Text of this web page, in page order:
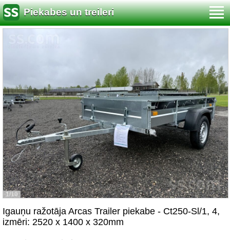
Piekabes un treileri
1/10
Igauņu ražotāja Arcas Trailer piekabe - Ct250-Sl/1, 4,
izmēri: 2520 x 1400 x 320mm